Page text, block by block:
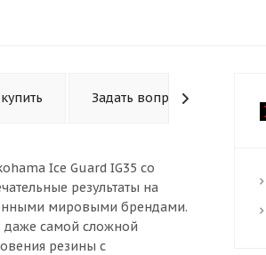
Задать вопрос
Ice Guard IG35 со
результаты на
мировыми брендами.
даже самой сложной
резины с